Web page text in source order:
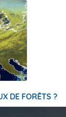
DE FORÊTS ?